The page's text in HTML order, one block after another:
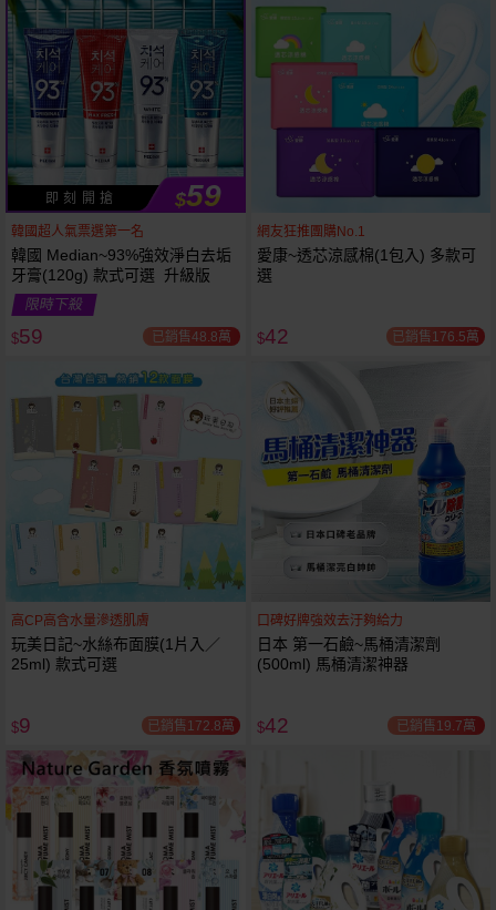
即 刻 開 搶 $59
韓國超人氣票選第一名
韓國 Median~93%強效淨白去垢
牙膏(120g) 款式可選 升級版
限時下殺
$59 已銷售48.8萬
網友狂推團購No.1
愛康~透芯涼感棉(1包入) 多款可
選
$42 已銷售176.5萬
高CP高含水量滲透肌膚
玩美日記~水絲布面膜(1片入／
25ml) 款式可選
$9 已銷售172.8萬
口碑好牌強效去汙夠給力
日本 第一石鹼~馬桶清潔劑
(500ml) 馬桶清潔神器
$42 已銷售19.7萬